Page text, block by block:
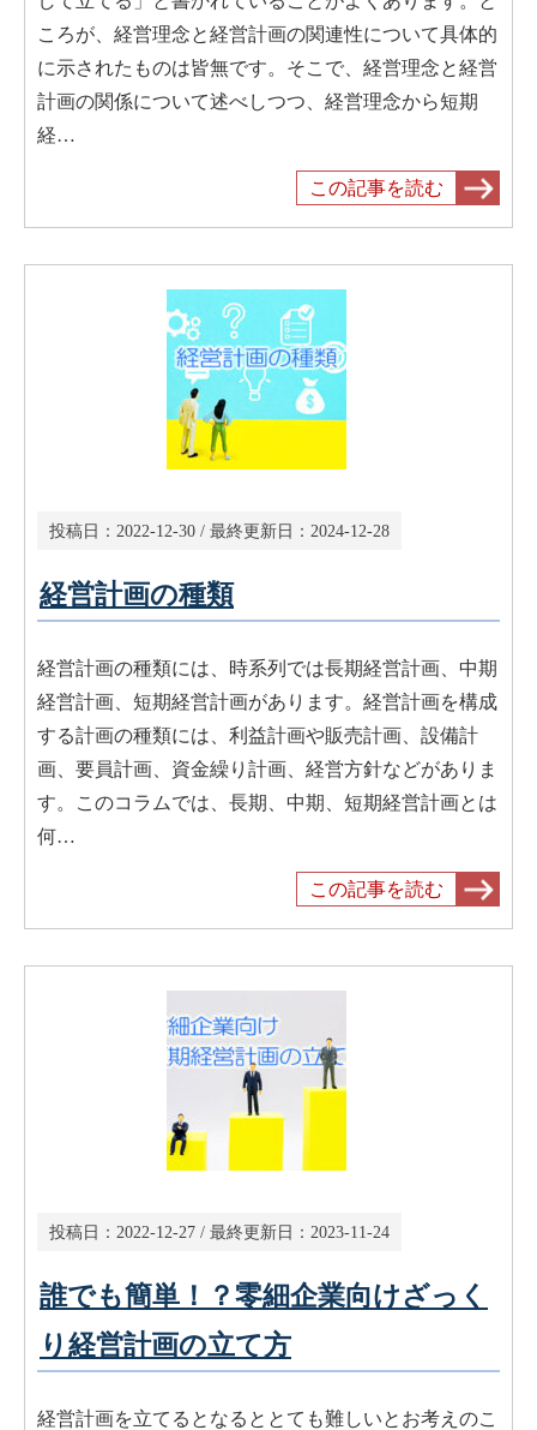
ころが、経営理念と経営計画の関連性について具体的
に示されたものは皆無です。そこで、経営理念と経営
計画の関係について述べしつつ、経営理念から短期
経…
この記事を読む
投稿日： 2022-12-30 / 最終更新日： 2024-12-28
経営計画の種類
経営計画の種類には、時系列では長期経営計画、中期
経営計画、短期経営計画があります。経営計画を構成
する計画の種類には、利益計画や販売計画、設備計
画、要員計画、資金繰り計画、経営方針などがありま
す。このコラムでは、長期、中期、短期経営計画とは
何…
この記事を読む
投稿日： 2022-12-27 / 最終更新日： 2023-11-24
誰でも簡単！？零細企業向けざっく
り経営計画の立て方
経営計画を立てるとなるととても難しいとお考えのこ